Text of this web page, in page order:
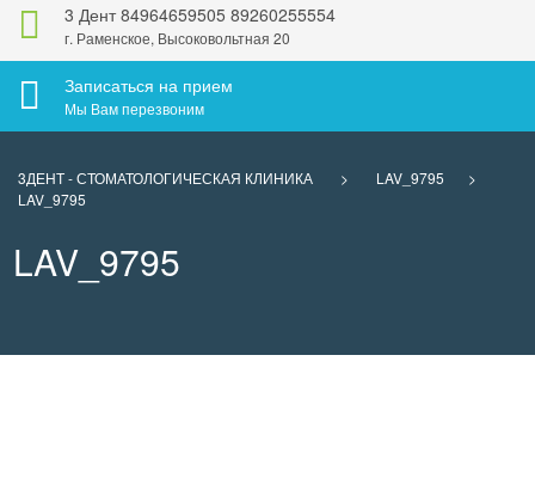
3 Дент84964659505 89260255554
г. Раменское, Высоковольтная 20
Записаться на прием
Мы Вам перезвоним
3ДЕНТ - СТОМАТОЛОГИЧЕСКАЯ КЛИНИКА > LAV_9795
>
LAV_9795
LAV_9795